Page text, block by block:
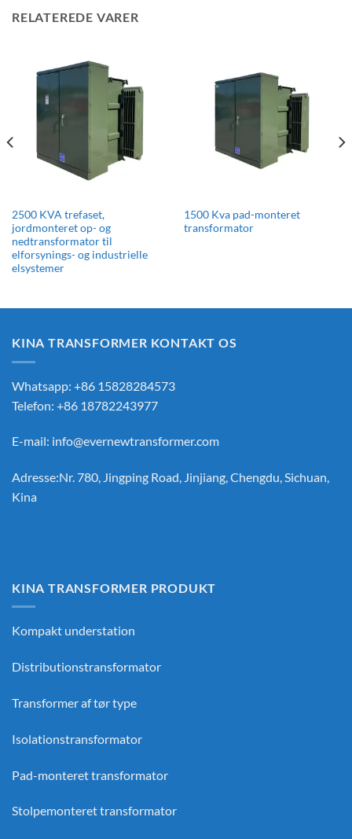
RELATEREDE VARER
2500 KVA trefaset,
jordmonteret op- og
nedtransformator til
elforsynings- og industrielle
elsystemer
1500 Kva pad-monteret
transformator
KINA TRANSFORMER KONTAKT OS
Whatsapp: +86 15828284573
Telefon: +86 18782243977
E-mail: info@evernewtransformer.com
Adresse:Nr. 780, Jingping Road, Jinjiang, Chengdu, Sichuan,
Kina
KINA TRANSFORMER PRODUKT
Kompakt understation
Distributionstransformator
Transformer af tør type
Isolationstransformator
Pad-monteret transformator
Stolpemonteret transformator